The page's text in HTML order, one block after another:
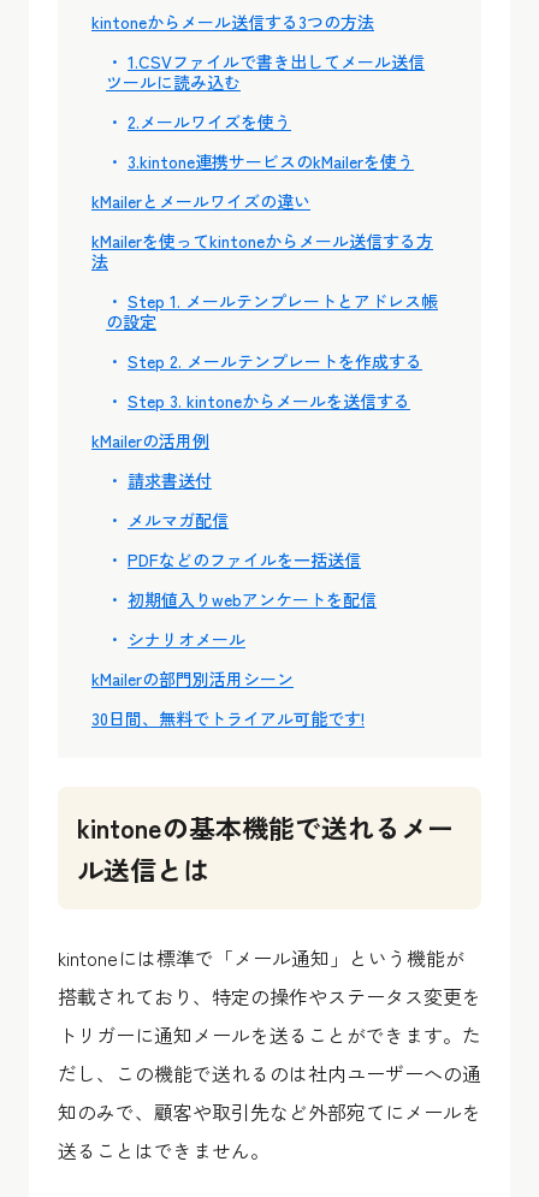
kintoneからメール送信する3つの方法
1.CSVファイルで書き出してメール送信
ツールに読み込む
2.メールワイズを使う
3.kintone連携サービスのkMailerを使う
kMailerとメールワイズの違い
kMailerを使ってkintoneからメール送信する方
法
Step 1. メールテンプレートとアドレス帳
の設定
Step 2. メールテンプレートを作成する
Step 3. kintoneからメールを送信する
kMailerの活用例
請求書送付
メルマガ配信
PDFなどのファイルを一括送信
初期値入りwebアンケートを配信
シナリオメール
kMailerの部門別活用シーン
30日間、無料でトライアル可能です!
kintoneの基本機能で送れるメー
ル送信とは
kintoneには標準で「メール通知」という機能が
搭載されており、特定の操作やステータス変更を
トリガーに通知メールを送ることができます。た
だし、この機能で送れるのは社内ユーザーへの通
知のみで、顧客や取引先など外部宛てにメールを
送ることはできません。